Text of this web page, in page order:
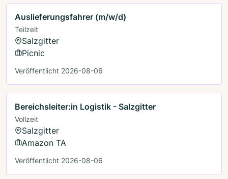
Auslieferungsfahrer (m/w/d)
Teilzeit
Salzgitter
Picnic
Veröffentlicht 2026-08-06
Bereichsleiter:in Logistik - Salzgitter
Vollzeit
Salzgitter
Amazon TA
Veröffentlicht 2026-08-06